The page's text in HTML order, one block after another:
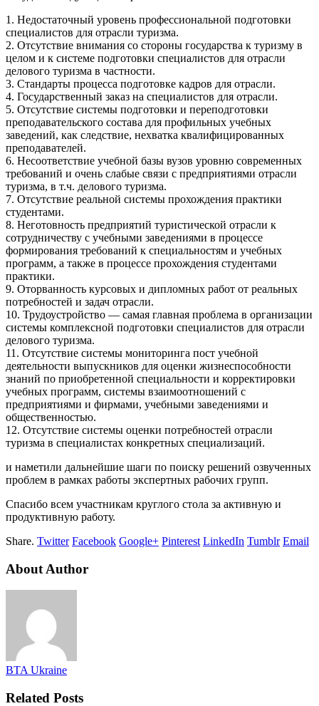
1. Недостаточный уровень профессиональной подготовки
специалистов для отрасли туризма.
2. Отсутствие внимания со стороны государства к туризму в
целом и к системе подготовки специалистов для отрасли
делового туризма в частности.
3. Стандарты процесса подготовке кадров для отрасли.
4. Государственный заказ на специалистов для отрасли.
5. Отсутствие системы подготовки и переподготовки
преподавательского состава для профильных учебных
заведений, как следствие, нехватка квалифицированных
преподавателей.
6. Несоответствие учебной базы вузов уровню современных
требований и очень слабые связи с предприятиями отрасли
туризма, в т.ч. делового туризма.
7. Отсутствие реальной системы прохождения практики
студентами.
8. Неготовность предприятий туристической отрасли к
сотрудничеству с учебными заведениями в процессе
формирования требований к специальностям и учебных
программ, а также в процессе прохождения студентами
практики.
9. Оторванность курсовых и дипломных работ от реальных
потребностей и задач отрасли.
10. Трудоустройство — самая главная проблема в организации
системы комплексной подготовки специалистов для отрасли
делового туризма.
11. Отсутствие системы мониторинга пост учебной
деятельности выпускников для оценки жизнеспособности
знаний по приобретенной специальности и корректировки
учебных программ, системы взаимоотношений с
предприятиями и фирмами, учебными заведениями и
общественностью.
12. Отсутствие системы оценки потребностей отрасли
туризма в специалистах конкретных специализаций.
и наметили дальнейшие шаги по поиску решений озвученных
проблем в рамках работы экспертных рабочих групп.
Спасибо всем участникам круглого стола за активную и
продуктивную работу.
Share. Twitter Facebook Google+ Pinterest LinkedIn Tumblr Email
About Author
BTA Ukraine
Related Posts